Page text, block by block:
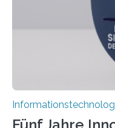
Informationen